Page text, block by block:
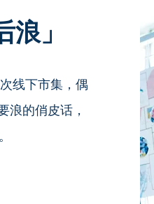
」
线下市集，偶
浪的俏皮话，